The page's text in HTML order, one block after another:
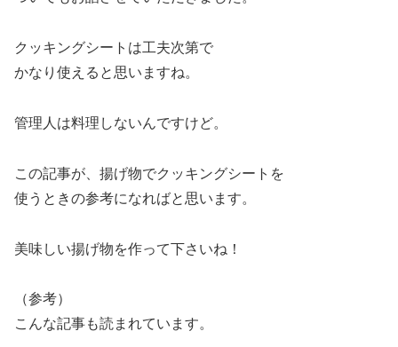
クッキングシートは工夫次第で
かなり使えると思いますね。
管理人は料理しないんですけど。
この記事が、揚げ物でクッキングシートを
使うときの参考になればと思います。
美味しい揚げ物を作って下さいね！
（参考）
こんな記事も読まれています。